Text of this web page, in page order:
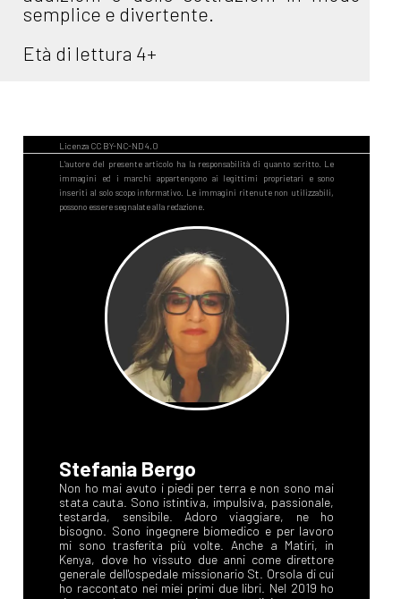
semplice e divertente.
Età di lettura 4+
Stefania Bergo